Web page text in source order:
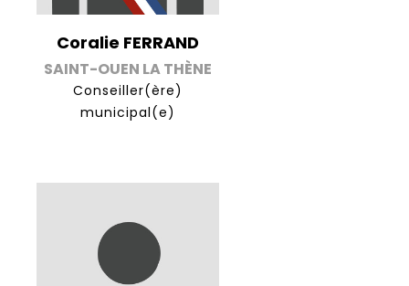
Coralie FERRAND
SAINT-OUEN LA THÈNE
Conseiller(ère)
municipal(e)